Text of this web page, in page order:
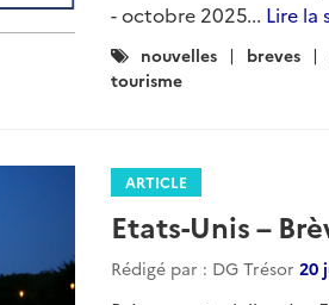
- octobre 2025... Lire la
Catégories
:
nouvelles breves
tourisme
ARTICLE
Etats-Unis –
Rédigé par : DG Trésor 20